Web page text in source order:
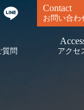
Contact
お問い合わ
質問 アクセ